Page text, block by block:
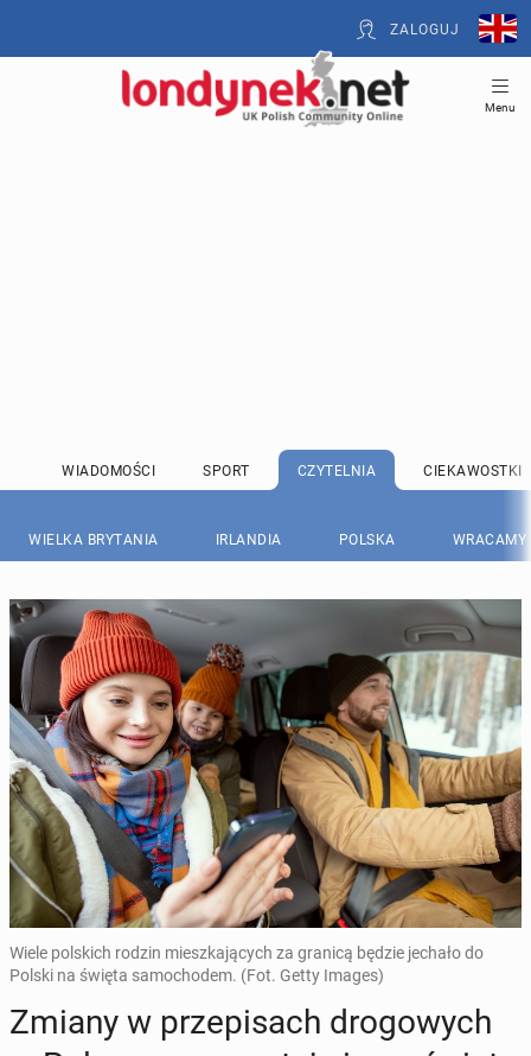
ZALOGUJ
Menu
WIADOMOŚCI SPORT CZYTELNIA CIEKAWOSTKI
WIELKA BRYTANIA IRLANDIA POLSKA WRACAMY
Wiele polskich rodzin mieszkających za granicą będzie jechało do
Polski na święta samochodem. (Fot. Getty Images)
Zmiany w prze­pi­sach dro­go­wych